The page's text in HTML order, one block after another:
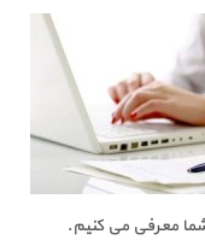
شما معرفی می کنیم.